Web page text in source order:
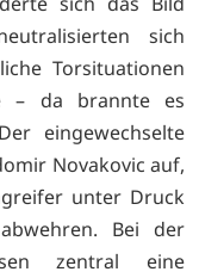
sich
Torsituationen
– da brannte es
eingewechselte
Novakovic auf,
unter Druck
Bei der
zentral eine